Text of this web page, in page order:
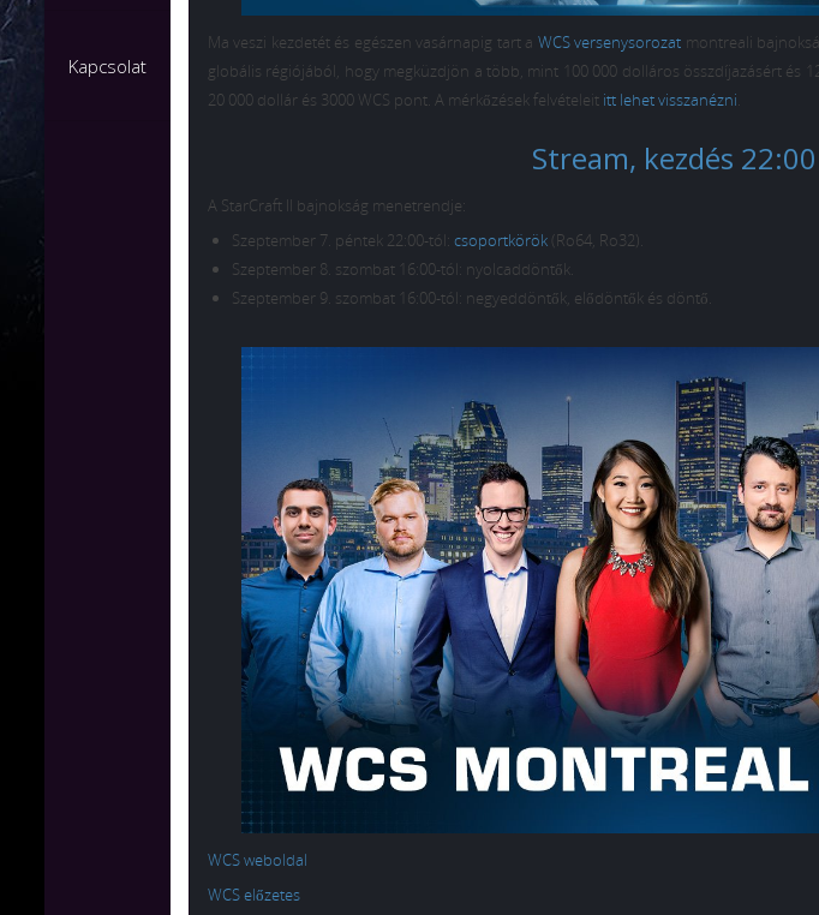
Kapcsolat
Ma veszi kezdetét és egészen vasárnapig tart a WCS versenysorozat montreali
globális régiójából, hogy megküzdjön a több, mint 100 000 dolláros összdíjazásért és
20 000 dollár és 3000 WCS pont. A mérkőzések felvételeit itt lehet visszanézni.
Stream, kezdés 22:00
A StarCraft II bajnokság menetrendje:
Szeptember 7. péntek 22:00-tól: csoportkörök (Ro64, Ro32).
Szeptember 8. szombat 16:00-tól: nyolcaddöntők.
Szeptember 9. szombat 16:00-tól: negyeddöntők, elődöntők és döntő.
WCS weboldal
WCS előzetes